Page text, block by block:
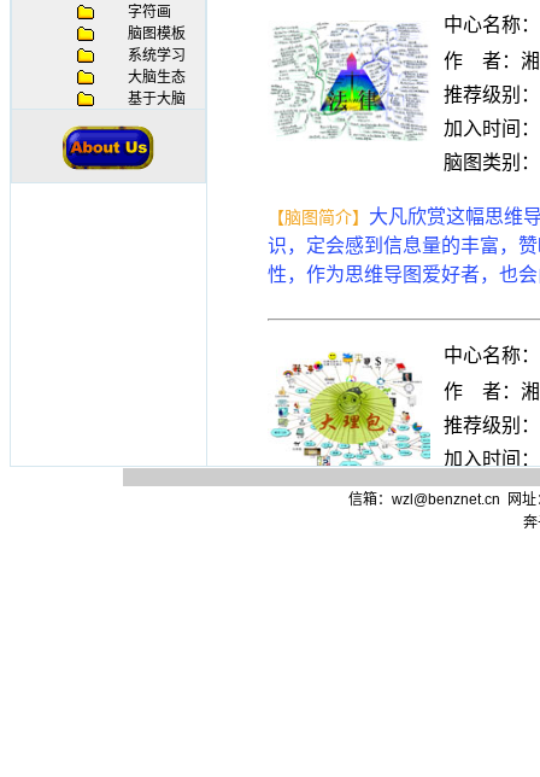
字符画
脑图模板
系统学习
大脑生态
基于大脑
信箱：wzl@benznet.cn
网